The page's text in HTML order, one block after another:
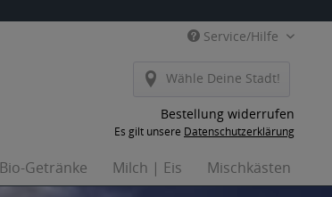
Service/Hilfe
Wähle Deine Stadt!
Bestellung widerrufen
Es gilt unsere Datenschutzerklärung
Bio-Getränke Milch | Eis Mischkästen